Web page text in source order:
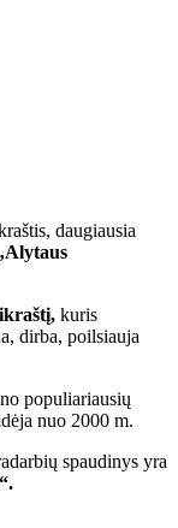
daugiausia
kuris
dirba, poilsiauja
populiariausių
nuo 2000 m.
spaudinys yra